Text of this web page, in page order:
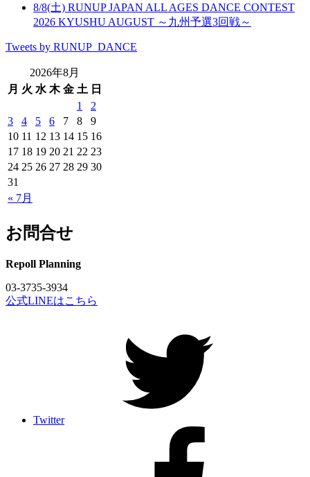
8/8(土) RUNUP JAPAN ALL AGES DANCE CONTEST
2026 KYUSHU AUGUST ～九州予選3回戦～
Tweets by RUNUP_DANCE
2026年8月
月 火 水 木 金 土 日
« 7月
1
2
3
4 5 6 7 8
9
10 11 12 13 14 15 16
17 18 19 20 21 22 23
24 25 26 27 28 29 30
31
お問合せ
Repoll Planning
03-3735-3934
公式LINEはこちら
Twitter